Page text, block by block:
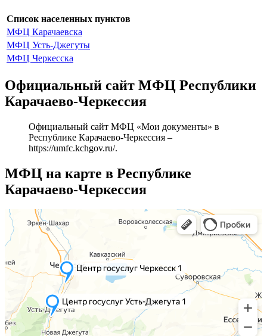
Список населенных пунктов
МФЦ Карачаевска
МФЦ Усть-Джегуты
МФЦ Черкесска
Официальный сайт МФЦ Республики
Карачаево-Черкессия
Официальный сайт МФЦ «Мои документы» в
Республике Карачаево-Черкессия –
https://umfc.kchgov.ru/.
МФЦ на карте в Республике
Карачаево-Черкессия